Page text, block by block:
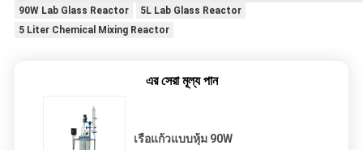
90W Lab Glass Reactor
5L Lab Glass Reactor
5 Liter Chemical Mixing Reactor
এর সেরা মূল্য পান
เรือแก้วแบบหุ้ม 90W